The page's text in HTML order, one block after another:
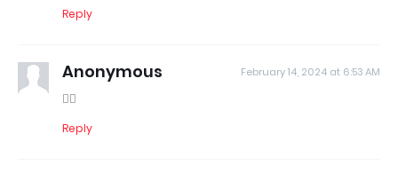
Reply
Anonymous February 14, 2024 at 6:53 AM
👍🏻
Reply